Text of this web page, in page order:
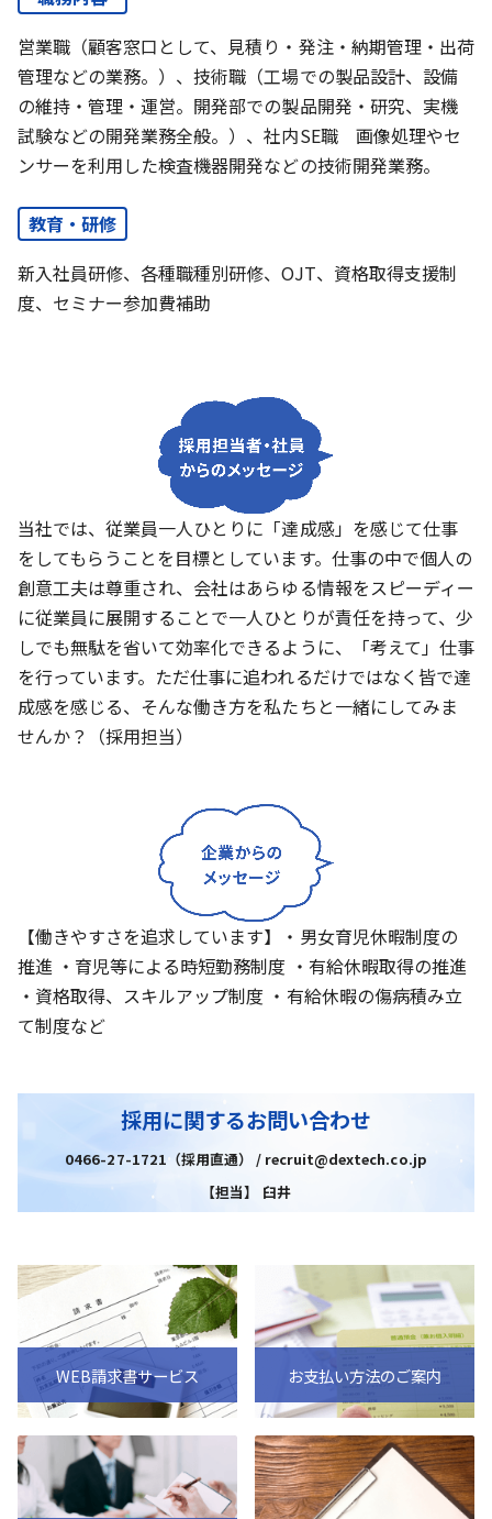
営業職（顧客窓口として、見積り・発注・納期管理・出荷
管理などの業務。）、技術職（工場での製品設計、設備
の維持・管理・運営。開発部での製品開発・研究、実機
試験などの開発業務全般。）、社内SE職 画像処理やセ
ンサーを利用した検査機器開発などの技術開発業務。
教育・研修
新入社員研修、各種職種別研修、OJT、資格取得支援制
度、セミナー参加費補助
当社では、従業員一人ひとりに「達成感」を感じて仕事
をしてもらうことを目標としています。仕事の中で個人の
創意工夫は尊重され、会社はあらゆる情報をスピーディー
に従業員に展開することで一人ひとりが責任を持って、少
しでも無駄を省いて効率化できるように、「考えて」仕事
を行っています。ただ仕事に追われるだけではなく皆で達
成感を感じる、そんな働き方を私たちと一緒にしてみま
せんか？（採用担当）
【働きやすさを追求しています】・男女育児休暇制度の
推進 ・育児等による時短勤務制度 ・有給休暇取得の推進
・資格取得、スキルアップ制度 ・有給休暇の傷病積み立
て制度など
採用に関するお問い合わせ
0466-27-1721（採用直通） / recruit@dextech.co.jp
【担当】 臼井
WEB請求書サービス お支払い方法のご案内